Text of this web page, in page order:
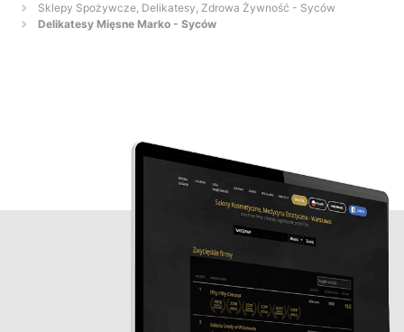
Sklepy Spożywcze, Delikatesy, Zdrowa Żywność - Syców
Delikatesy Mięsne Marko - Syców